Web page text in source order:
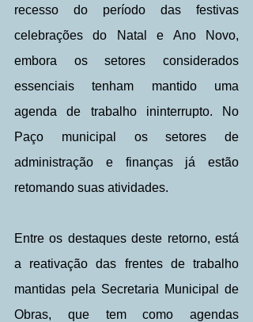
recesso do período das festivas
celebrações do Natal e Ano Novo,
embora os setores considerados
essenciais tenham mantido uma
agenda de trabalho ininterrupto. No
Paço municipal os setores de
administração e finanças já estão
retomando suas atividades.
Entre os destaques deste retorno, está
a reativação das frentes de trabalho
mantidas pela Secretaria Municipal de
Obras, que tem como agendas